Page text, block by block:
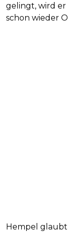
gelingt, wird er
schon wieder
Hempel glaubt